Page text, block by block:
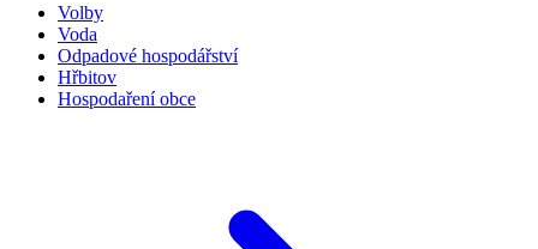
Volby
Voda
Odpadové hospodářství
Hřbitov
Hospodaření obce